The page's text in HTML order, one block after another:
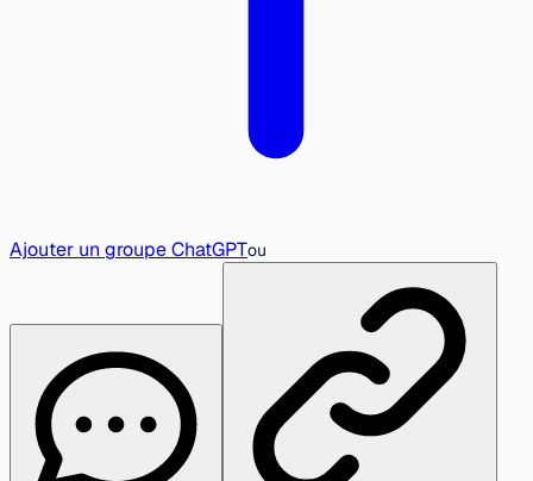
Ajouter un groupe ChatGPTou